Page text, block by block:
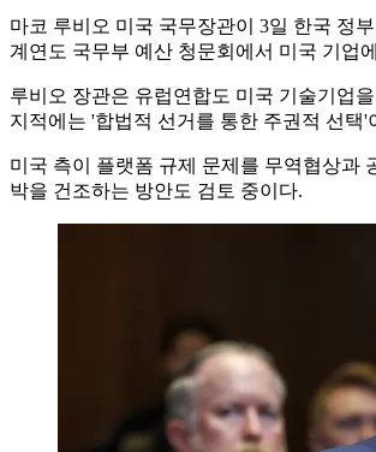
마코 루비오 미국 국무장관이 3일 한국 정
계연도 국무부 예산 청문회에서 미국 기업
루비오 장관은 유럽연합도 미국 기술기업
지적에는 '합법적 선거를 통한 주권적 선택'
미국 측이 플랫폼 규제 문제를 무역협상과
박을 건조하는 방안도 검토 중이다.